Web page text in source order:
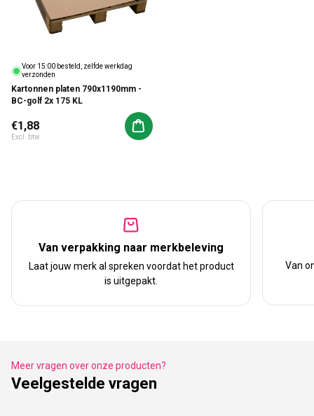
Voor 15:00 besteld, zelfde werkdag
verzonden
Kartonnen platen 790x1190mm -
BC-golf 2x 175 KL
Normale prijs
€1,88
Excl. btw
Aan winkelwagen toevoegen
Van verpakking naar merkbeleving
Laat jouw merk al spreken voordat het product
is uitgepakt.
Van
Meer vragen over onze producten?
Veelgestelde vragen